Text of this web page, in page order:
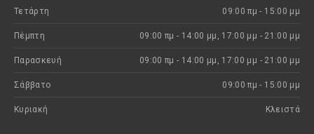
Τετάρτη 09:00 πμ - 15:00 μμ
Πέμπτη 09:00 πμ - 14:00 μμ, 17:00 μμ - 21:00 μμ
Παρασκευή 09:00 πμ - 14:00 μμ, 17:00 μμ - 21:00 μμ
Σάββατο 09:00 πμ - 15:00 μμ
Κυριακή Kλειστά